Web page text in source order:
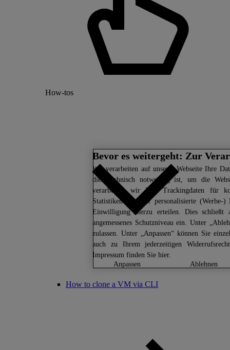
How-tos
How to clone a VM via CLI
Bevor es weitergeht: Zur
Wirverarbeiten auf unserer Webseite Ihre
dies technisch notwendig ist, um die
verarbeiten wir Ihre Trackingdaten für
Statistiken oder für personalisierte (Werbe-
Einwilligung hierzu erteilen. Dies schließt
angemessenes Schutzniveau ein. Unter
zulassen. Unter „Anpassen“ können Sie
auch zu Ihrem jederzeitigen
Impressum finden Sie hier.
ablehnen
anpassen